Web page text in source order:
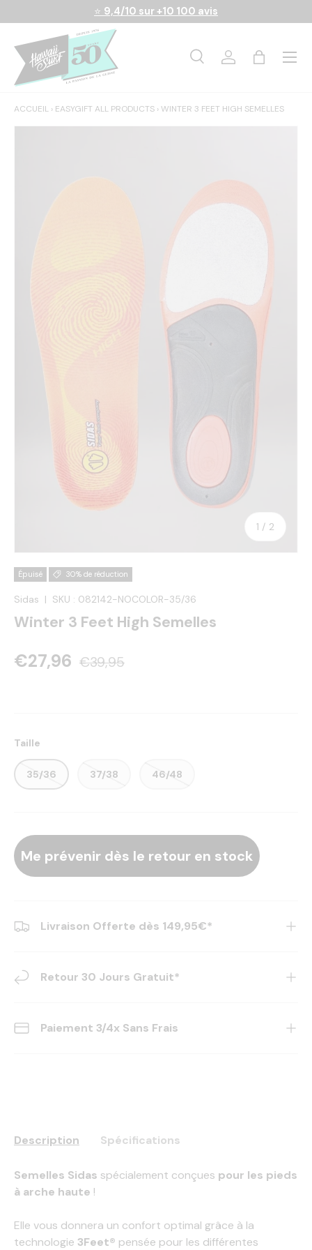
Aller au contenu
⭐ 9,4/10 sur +10 100 avis
Rechercher
RechercheSe connecter
Panier
Menu
ACCUEIL › EASYGIFT ALL PRODUCTS ›WINTER 3 FEET HIGH SEMELLES
1 / de
2
Épuisé 30% de réduction
Sidas | SKU : 082142-NOCOLOR-35/36
Winter 3 Feet High Semelles
€27,96 €39,95
Taille
35/36 37/38 46/48
Me prévenir dès le retour en stock
Livraison Offerte dès 149,95€*
Retour 30 Jours Gratuit*
Paiement 3/4x Sans Frais
Description Spécifications
Semelles Sidas spécialement conçues pour les pieds
à arche haute !
Elle vous donnera un confort optimal grâce à la
technologie 3Feet® pensée pour les différentes